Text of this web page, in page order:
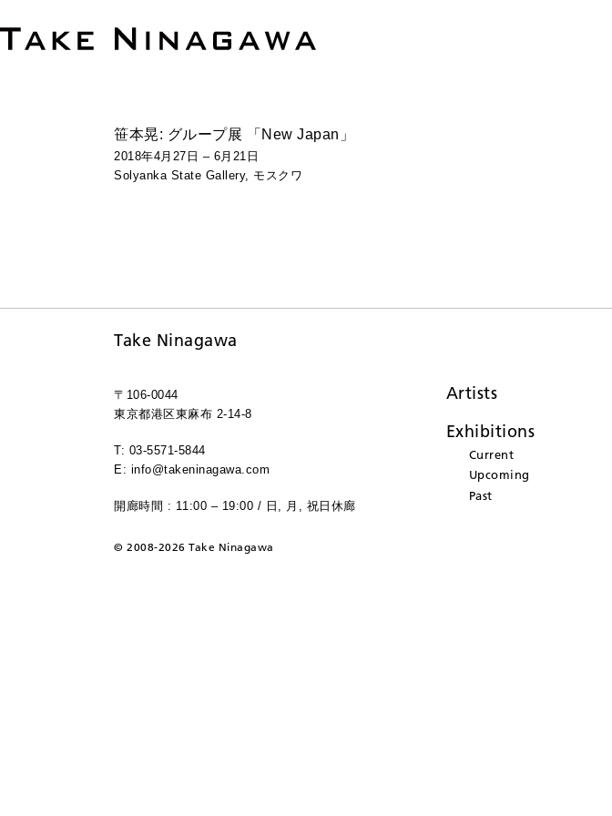
笹本晃: グループ展 「New Japan」
2018年4月27日 – 6月21日
Solyanka State Gallery, モスクワ
Take Ninagawa
〒106-0044
東京都港区東麻布 2-14-8
T: 03-5571-5844
E: info@takeninagawa.com
開廊時間 : 11:00 – 19:00 / 日, 月, 祝日休廊
Artists
Exhibitions
Current
Upcoming
Past
© 2008-2026 Take Ninagawa